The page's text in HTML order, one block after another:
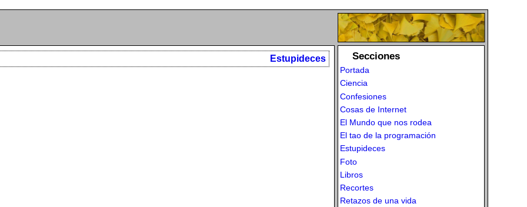
Estupideces Secciones
Portada
Ciencia
Confesiones
Cosas de Internet
El Mundo que nos rodea
El tao de la programación
Estupideces
Foto
Libros
Recortes
Retazos de una vida